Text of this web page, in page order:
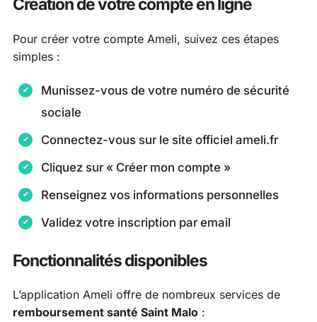
Création de votre compte en ligne
Pour créer votre compte Ameli, suivez ces étapes
simples :
Munissez-vous de votre numéro de sécurité
sociale
Connectez-vous sur le site officiel ameli.fr
Cliquez sur « Créer mon compte »
Renseignez vos informations personnelles
Validez votre inscription par email
Fonctionnalités disponibles
L’application Ameli offre de nombreux services de
remboursement santé Saint Malo :